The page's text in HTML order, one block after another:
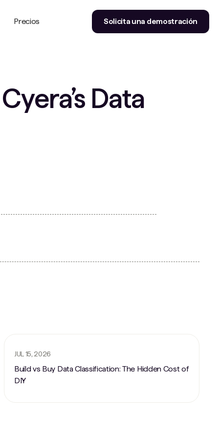
Precios Solicita una demostración
Data
JUL 15, 2026
Build vs Buy Data Classification: The Hidden Cost of
DIY